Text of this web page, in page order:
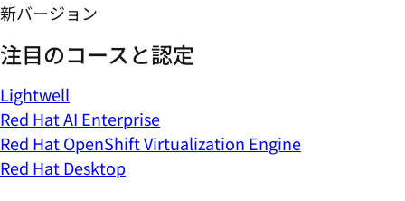
新バージョン
注目のコースと認定
Lightwell
Red Hat AI Enterprise
Red Hat OpenShift Virtualization Engine
Red Hat Desktop